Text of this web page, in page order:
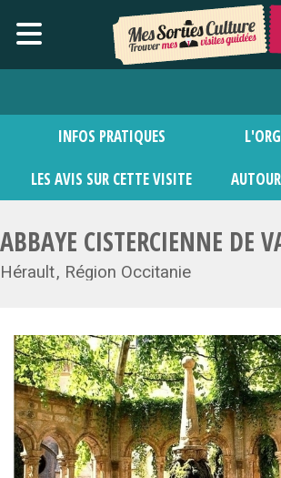
INFOS PRATIQUES
LES AVIS SUR CETTE VISITE
ABBAYE CISTERCIENNE DE
Hérault Région Occitanie